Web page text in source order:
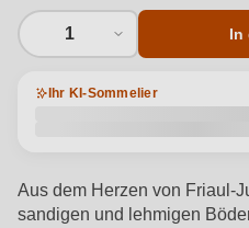
1 In
Ihr KI-Sommelier
Aus dem Herzen von Friaul-
sandigen und lehmigen